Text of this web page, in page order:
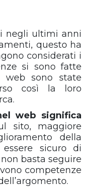
negli ultimi anni
questo ha
considerati i
si sono fatte
web sono state
così la loro
web significa
sito, maggiore
della
sicuro di
basta seguire
competenze